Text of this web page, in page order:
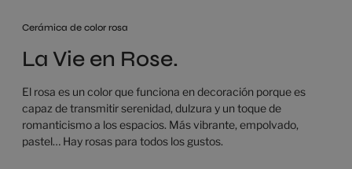
Cerámica de color rosa
La Vie en Rose.
El rosa es un color que funciona en decoración porque es
capaz de transmitir serenidad, dulzura y un toque de
romanticismo a los espacios. Más vibrante, empolvado,
pastel… Hay rosas para todos los gustos.